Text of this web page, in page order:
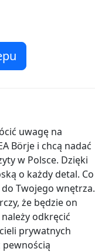
uwagę na
Börje i chcą nadać
w Polsce. Dzięki
o każdy detal. Co
Twojego wnętrza.
że będzie on
odkręcić
prywatnych